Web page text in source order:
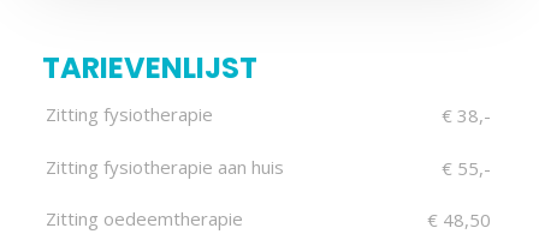
TARIEVENLIJST
Zitting fysiotherapie € 38,-
Zitting fysiotherapie aan huis € 55,-
Zitting oedeemtherapie € 48,50